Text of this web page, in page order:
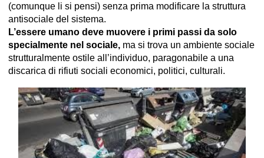
(comunque li si pensi) senza prima modificare la struttura
antisociale del sistema.
L’essere umano deve muovere i primi passi da solo
specialmente nel sociale, ma si trova un ambiente sociale
strutturalmente ostile all’individuo, paragonabile a una
discarica di rifiuti sociali economici, politici, culturali.